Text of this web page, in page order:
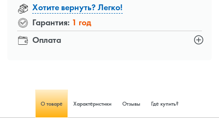
Оплата
Хотите вернуть? Легко!
Гарантия: 1 год
О товаре Характеристики Отзывы Где купить?